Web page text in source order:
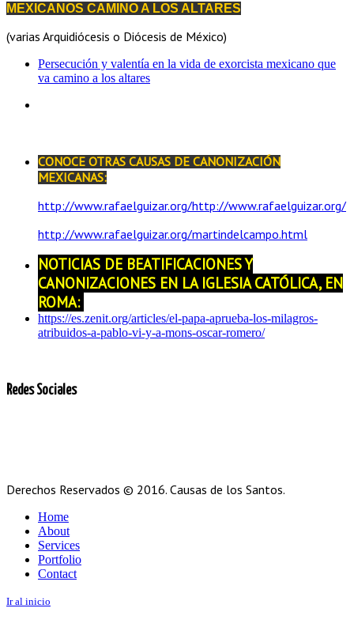
MEXICANOS CAMINO A LOS ALTARES
(varias Arquidiócesis o Diócesis de México)
Persecución y valentía en la vida de exorcista mexicano que
va camino a los altares
CONOCE OTRAS CAUSAS DE CANONIZACIÓN
MEXICANAS:
http://www.rafaelguizar.org/http://www.rafaelguizar.org/
http://www.rafaelguizar.org/martindelcampo.html
NOTICIAS DE BEATIFICACIONES Y
CANONIZACIONES EN LA IGLESIA CATÓLICA, EN
ROMA:
https://es.zenit.org/articles/el-papa-aprueba-los-milagros-
atribuidos-a-pablo-vi-y-a-mons-oscar-romero/
Redes Sociales
Derechos Reservados © 2016. Causas de los Santos.
Home
About
Services
Portfolio
Contact
Ir al inicio